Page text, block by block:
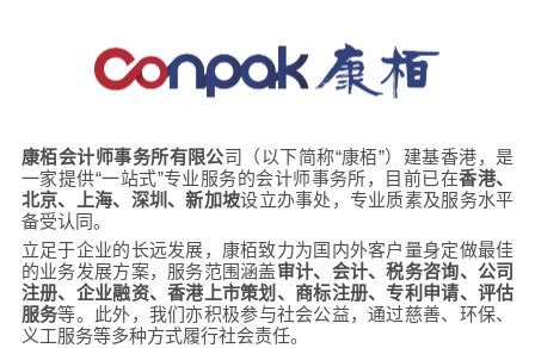
康栢会计师事务所有限公司（以下简称“康栢”）建基香港，是
一家提供“一站式”专业服务的会计师事务所，目前已在香港、
北京、上海、深圳、新加坡设立办事处，专业质素及服务水平
备受认同。
立足于企业的长远发展，康栢致力为国内外客户量身定做最佳
的业务发展方案，服务范围涵盖审计、会计、税务咨询、公司
注册、企业融资、香港上市策划、商标注册、专利申请、评估
服务等。此外，我们亦积极参与社会公益，通过慈善、环保、
义工服务等多种方式履行社会责任。